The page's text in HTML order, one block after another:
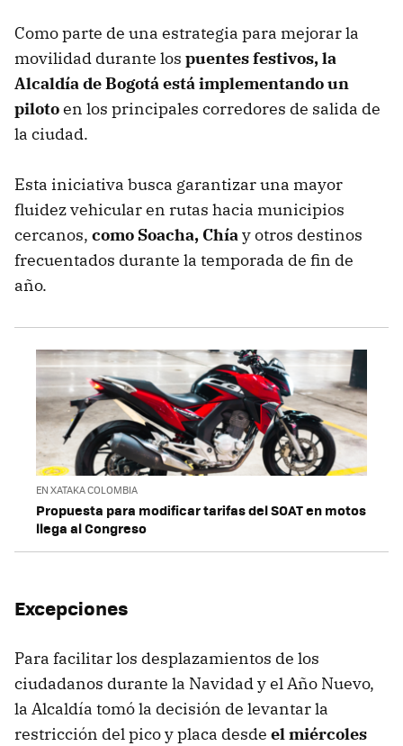
Como parte de una estrategia para mejorar la
movilidad durante los puentes festivos, la
Alcaldía de Bogotá está implementando un
pilotoen los principales corredores de salida de
la ciudad.
Esta iniciativa busca garantizar una mayor
fluidez vehicular en rutas hacia municipios
cercanos, como Soacha, Chíay otros destinos
frecuentados durante la temporada de fin de
año.
EN XATAKA COLOMBIA
Propuesta para modificar tarifas del SOAT en motos
llega al Congreso
Excepciones
Para facilitar los desplazamientos de los
ciudadanos durante la Navidad y el Año Nuevo,
la Alcaldía tomó la decisión de levantar la
restricción del pico y placa desde el miércoles